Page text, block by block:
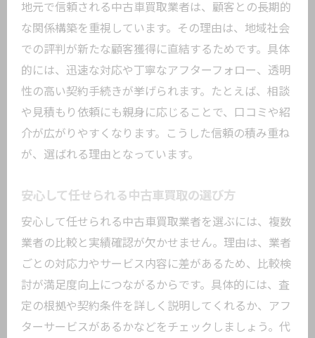
地元で信頼される中古車買取業者は、顧客との長期的
な関係構築を重視しています。その理由は、地域社会
での評判が新たな顧客獲得に直結するためです。具体
的には、迅速な対応や丁寧なアフターフォロー、透明
性の高い契約手続きが挙げられます。たとえば、相談
や見積もり依頼にも親身に応じることで、口コミや紹
介が広がりやすくなります。こうした信頼の積み重ね
が、選ばれる理由となっています。
安心して任せられる中古車買取の選び方
安心して任せられる中古車買取業者を選ぶには、複数
業者の比較と実績確認が欠かせません。理由は、業者
ごとの対応力やサービス内容に差があるため、比較検
討が満足度向上につながるからです。具体的には、査
定の根拠や契約条件を詳しく説明してくれるか、アフ
ターサービスがあるかなどをチェックしましょう。代